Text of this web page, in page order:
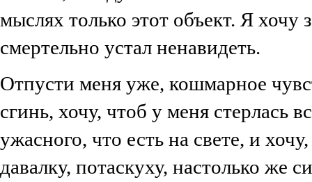
мыслях только этот объект. Я хочу
смертельно устал ненавидеть.
Отпусти меня уже, кошмарное
сгинь, хочу, чтоб у меня стерлась
ужасного, что есть на свете, и
давалку, потаскуху, настолько же